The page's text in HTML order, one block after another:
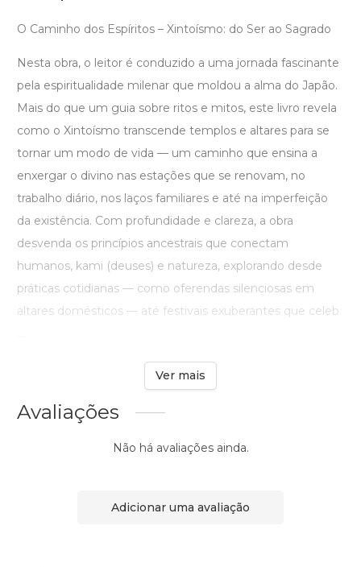
O Caminho dos Espíritos – Xintoísmo: do Ser ao Sagrado
Nesta obra, o leitor é conduzido a uma jornada fascinante
pela espiritualidade milenar que moldou a alma do Japão.
Mais do que um guia sobre ritos e mitos, este livro revela
como o Xintoísmo transcende templos e altares para se
tornar um modo de vida — um caminho que ensina a
enxergar o divino nas estações que se renovam, no
trabalho diário, nos laços familiares e até na imperfeição
da existência. Com profundidade e clareza, a obra
desvenda os princípios ancestrais que conectam
humanos, kami (deuses) e natureza, explorando desde
práticas cotidianas — como oferendas silenciosas em
altares domésticos — até festivais exuberantes que celeb
Ver mais
Avaliações
Não há avaliações ainda.
Adicionar uma avaliação